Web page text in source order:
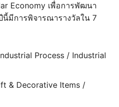
Economy เพื่อการพัฒนา
นี้มีการพิจารณารางวัลใน 7
Process / Industrial
& Decorative Items /